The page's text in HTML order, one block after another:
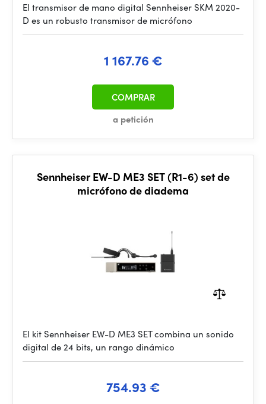
El transmisor de mano digital Sennheiser SKM 2020-
D es un robusto transmisor de micrófono
1 167.76 €
a petición
COMPRAR
Sennheiser EW-D ME3 SET (R1-6) set de
micrófono de diadema
El kit Sennheiser EW-D ME3 SET combina un sonido
digital de 24 bits, un rango dinámico
754.93 €